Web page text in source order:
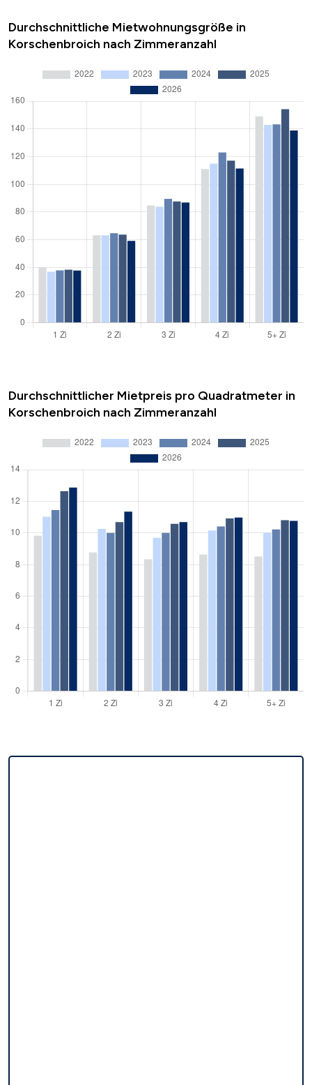
Durchschnittliche Mietwohnungsgröße in
Korschenbroich nach Zimmeranzahl
Durchschnittlicher Mietpreis pro Quadratmeter in
Korschenbroich nach Zimmeranzahl